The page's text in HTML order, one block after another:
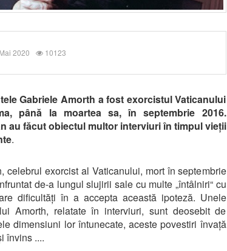
2020 10123
Gabriele Amorth a fost exorcistul Vaticanului
până la moartea sa, în septembrie 2016.
au făcut obiectul multor interviuri în timpul vieții
.
celebrul exorcist al Vaticanului, mort în septembrie
de-a lungul slujirii sale cu multe „întâlniri“ cu
dificultăți în a accepta această ipoteză. Unele
Amorth, relatate în interviuri, sunt deosebit de
dimensiuni lor întunecate, aceste povestiri învață
învins ....